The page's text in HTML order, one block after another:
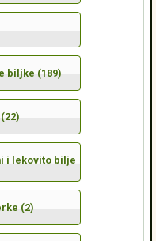
biljke (189)
i lekovito bilje
(2)